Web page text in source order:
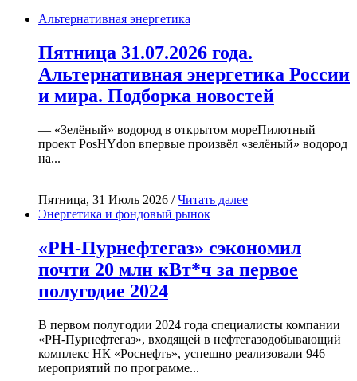
Альтернативная энергетика
Пятница 31.07.2026 года.
Альтернативная энергетика России
и мира. Подборка новостей
— «Зелёный» водород в открытом мореПилотный
проект PosHYdon впервые произвёл «зелёный» водород
на...
Пятница, 31 Июль 2026 /Читать далее
Энергетика и фондовый рынок
«РН-Пурнефтегаз» сэкономил
почти 20 млн кВт*ч за первое
полугодие 2024
В первом полугодии 2024 года специалисты компании
«РН-Пурнефтегаз», входящей в нефтегазодобывающий
комплекс НК «Роснефть», успешно реализовали 946
мероприятий по программе...